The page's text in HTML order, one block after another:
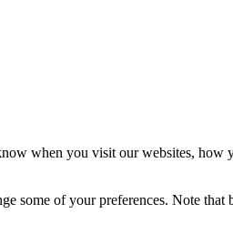
when you visit our websites,
some of your preferences. Note